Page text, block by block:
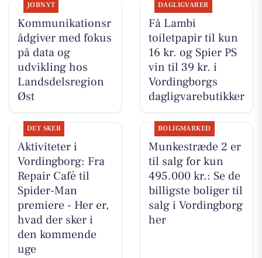
JOBNYT
Kommunikationsr
ådgiver med fokus
på data og
udvikling hos
Landsdelsregion
Øst
DAGLIGVARER
Få Lambi
toiletpapir til kun
16 kr. og Spier PS
vin til 39 kr. i
Vordingborgs
dagligvarebutikker
DET SKER
Aktiviteter i
Vordingborg: Fra
Repair Café til
Spider-Man
premiere - Her er,
hvad der sker i
den kommende
uge
BOLIGMARKED
Munkestræde 2 er
til salg for kun
495.000 kr.: Se de
billigste boliger til
salg i Vordingborg
her